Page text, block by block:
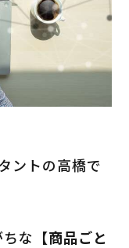
ントの高橋で
な 【商品ごと